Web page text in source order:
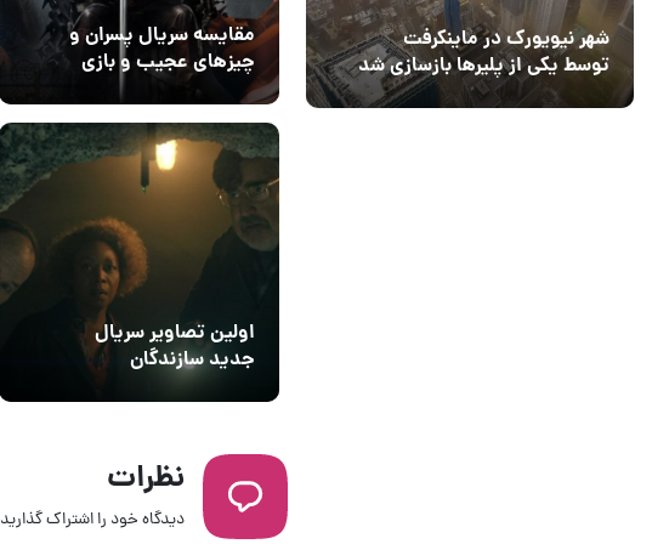
شهر نیویورک در ماینکرفت
توسط یکی از پلیرها بازسازی شد
مقایسه سریال پسران و
چیزهای عجیب و بازی
تاج و تخت | پایان‌ کدام
اولین تصاویر سریال
جدید سازندگان
نظرات
دیدگاه خود را اشتراک گذارید